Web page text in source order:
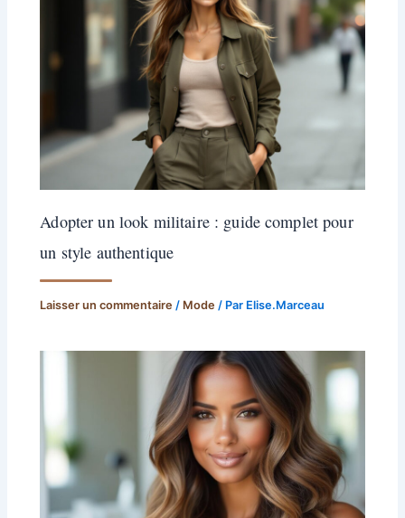
Adopter un look militaire : guide complet pour
un style authentique
Laisser un commentaire / Mode / Par Elise.Marceau